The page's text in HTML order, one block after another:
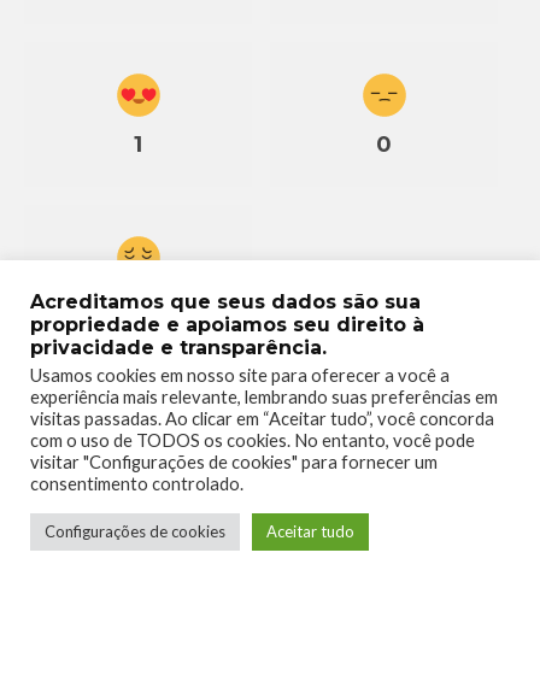
1 0
0
Acreditamos que seus dados são sua
propriedade e apoiamos seu direito à
privacidade e transparência.
Usamos cookies em nosso site para oferecer a você a
experiência mais relevante, lembrando suas preferências em
visitas passadas. Ao clicar em “Aceitar tudo”, você concorda
com o uso de TODOS os cookies. No entanto, você pode
visitar "Configurações de cookies" para fornecer um
consentimento controlado.
Configurações de cookies Aceitar tudo